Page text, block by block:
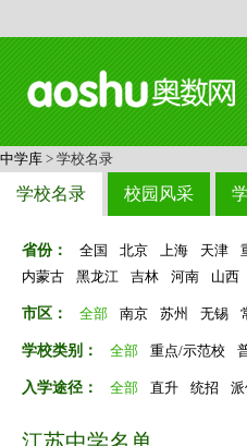
中学库 > 学校名录
学校名录 校园风采
省份： 全国 北京 上海 天津
内蒙古
黑龙江 吉林 河南 山西
市区： 全部 南京 苏州 无锡
学校类别： 全部 重点/示范校
入学途径： 全部 直升 统招 派